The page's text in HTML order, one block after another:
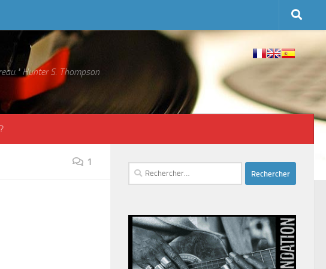
Hunter S. Thompson
1
Rechercher :